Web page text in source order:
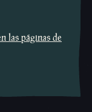
las páginas de